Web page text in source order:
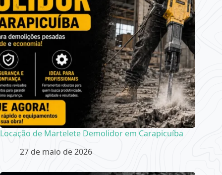
Locação de Martelete Demolidor em Carapicuíba
27 de maio de 2026